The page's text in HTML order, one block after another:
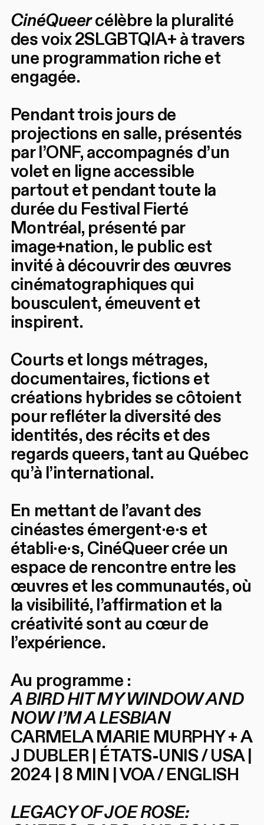
CinéQueercélèbre la pluralité
des voix 2SLGBTQIA+ à travers
une programmation riche et
engagée.
Pendant trois jours de
projections en salle, présentés
par l’ONF, accompagnés d’un
volet en ligne accessible
partout et pendant toute la
durée du Festival Fierté
Montréal, présenté par
image+nation, le public est
invité à découvrir des œuvres
cinématographiques qui
bousculent, émeuvent et
inspirent.
Courts et longs métrages,
documentaires, fictions et
créations hybrides se côtoient
pour refléter la diversité des
identités, des récits et des
regards queers, tant au Québec
qu’à l’international.
En mettant de l’avant des
cinéastes émergent·e·s et
établi·e·s, CinéQueer crée un
espace de rencontre entre les
œuvres et les communautés, où
la visibilité, l’affirmation et la
créativité sont au cœur de
l’expérience.
Au programme :
A BIRD HIT MY WINDOW AND
NOW I’M A LESBIAN
CARMELA MARIE MURPHY + A
J DUBLER | ÉTATS-UNIS / USA |
2024 | 8 MIN | VOA / ENGLISH
LEGACY OF JOE ROSE: